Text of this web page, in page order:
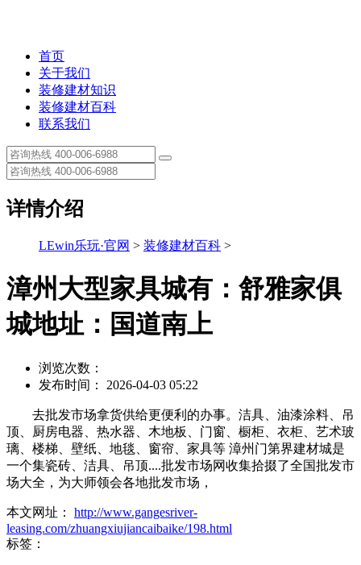
首页
关于我们
装修建材知识
装修建材百科
联系我们
详情介绍
LEwin乐玩·官网 > 装修建材百科 >
漳州大型家具城有：舒雅家俱
城地址：国道南上
浏览次数：
发布时间： 2026-04-03 05:22
去批发市场拿货供给更便利的办事。洁具、油漆涂料、吊
顶、厨房电器、热水器、木地板、门窗、橱柜、衣柜、艺术玻
璃、楼梯、壁纸、地毯、窗帘、家具等 漳州门第界建材城是
一个集瓷砖、洁具、吊顶....批发市场网收集拾掇了全国批发市
场大全，为大师领会各地批发市场，
本文网址： http://www.gangesriver-
leasing.com/zhuangxiujiancaibaike/198.html
标签：